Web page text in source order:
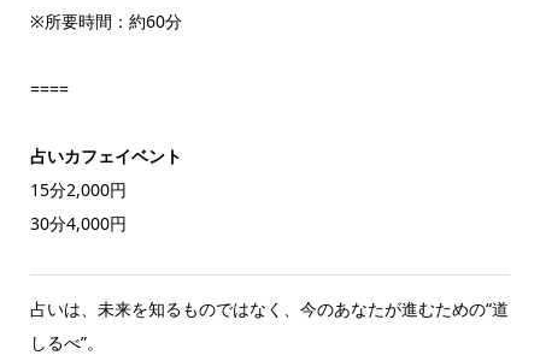
※所要時間：約60分
====
占いカフェイベント
15分2,000円
30分4,000円
占いは、未来を知るものではなく、今のあなたが進むための“道
しるべ”。